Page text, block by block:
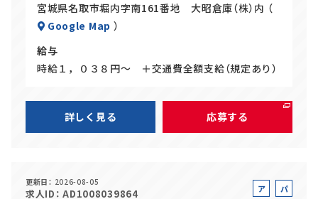
宮城県名取市堀内字南161番地 大昭倉庫（株）内 （
Google Map ）
給与
時給１，０３８円～ ＋交通費全額支給（規定あり）
詳しく見る 応募する
更新日 2026-08-05
求人ID AD1008039864
ア
パ